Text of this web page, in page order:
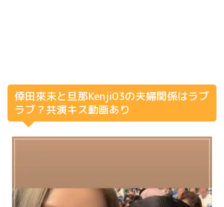
倖田來未と旦那Kenji03の夫婦関係はラブ
ラブ？共演キス動画あり